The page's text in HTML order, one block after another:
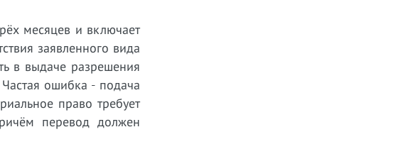
месяцев и включает
заявленного вида
в выдаче разрешения
ошибка - подача
право требует
перевод должен